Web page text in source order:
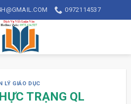
0972114537
LÝ GIÁO DỤC
TRẠNG QL